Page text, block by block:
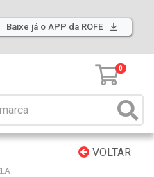
Baixe já o APP da ROFE
0
VOLTAR